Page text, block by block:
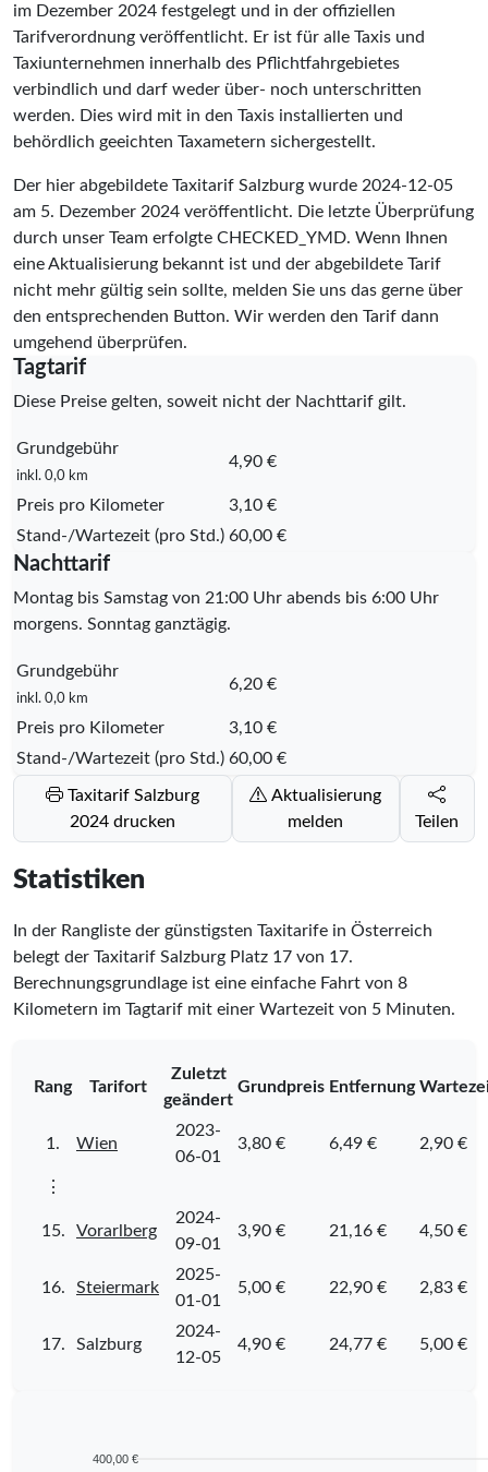
im Dezember 2024 festgelegt und in der offiziellen
Tarifverordnung veröffentlicht. Er ist für alle Taxis und
Taxiunternehmen innerhalb des Pflichtfahrgebietes
verbindlich und darf weder über- noch unterschritten
werden. Dies wird mit in den Taxis installierten und
behördlich geeichten Taxametern sichergestellt.
Der hier abgebildete Taxitarif Salzburg wurde 2024-12-05
am 5. Dezember 2024 veröffentlicht. Die letzte Überprüfung
durch unser Team erfolgte CHECKED_YMD. Wenn Ihnen
eine Aktualisierung bekannt ist und der abgebildete Tarif
nicht mehr gültig sein sollte, melden Sie uns das gerne über
den entsprechenden Button. Wir werden den Tarif dann
umgehend überprüfen.
Tagtarif
Diese Preise gelten, soweit nicht der Nachttarif gilt.
Grundgebühr
inkl. 0,0 km
4,90 €
Preis pro Kilometer
3,10 €
Stand-/Wartezeit (pro Std.) 60,00 €
Nachttarif
Montag bis Samstag von 21:00 Uhr abends bis 6:00 Uhr
morgens. Sonntag ganztägig.
Grundgebühr
inkl. 0,0 km
6,20 €
Preis pro Kilometer
3,10 €
Stand-/Wartezeit (pro Std.) 60,00 €
Taxitarif Salzburg
2024 drucken
Aktualisierung
melden
Teilen
Statistiken
In der Rangliste der günstigsten Taxitarife in Österreich
belegt der Taxitarif Salzburg Platz 17 von 17.
Berechnungsgrundlage ist eine einfache Fahrt von 8
Kilometern im Tagtarif mit einer Wartezeit von 5 Minuten.
Rang Tarifort
Zuletzt
geändert
Grundpreis Entfernung
1. Wien
2023-
06-01
3,80 € 6,49 € 2,90 €
⋮
15. Vorarlberg
2024-
09-01
3,90 € 21,16 € 4,50 €
16. Steiermark
2025-
01-01
5,00 € 22,90 € 2,83 €
17. Salzburg
2024-
12-05
4,90 € 24,77 € 5,00 €
400,00 €